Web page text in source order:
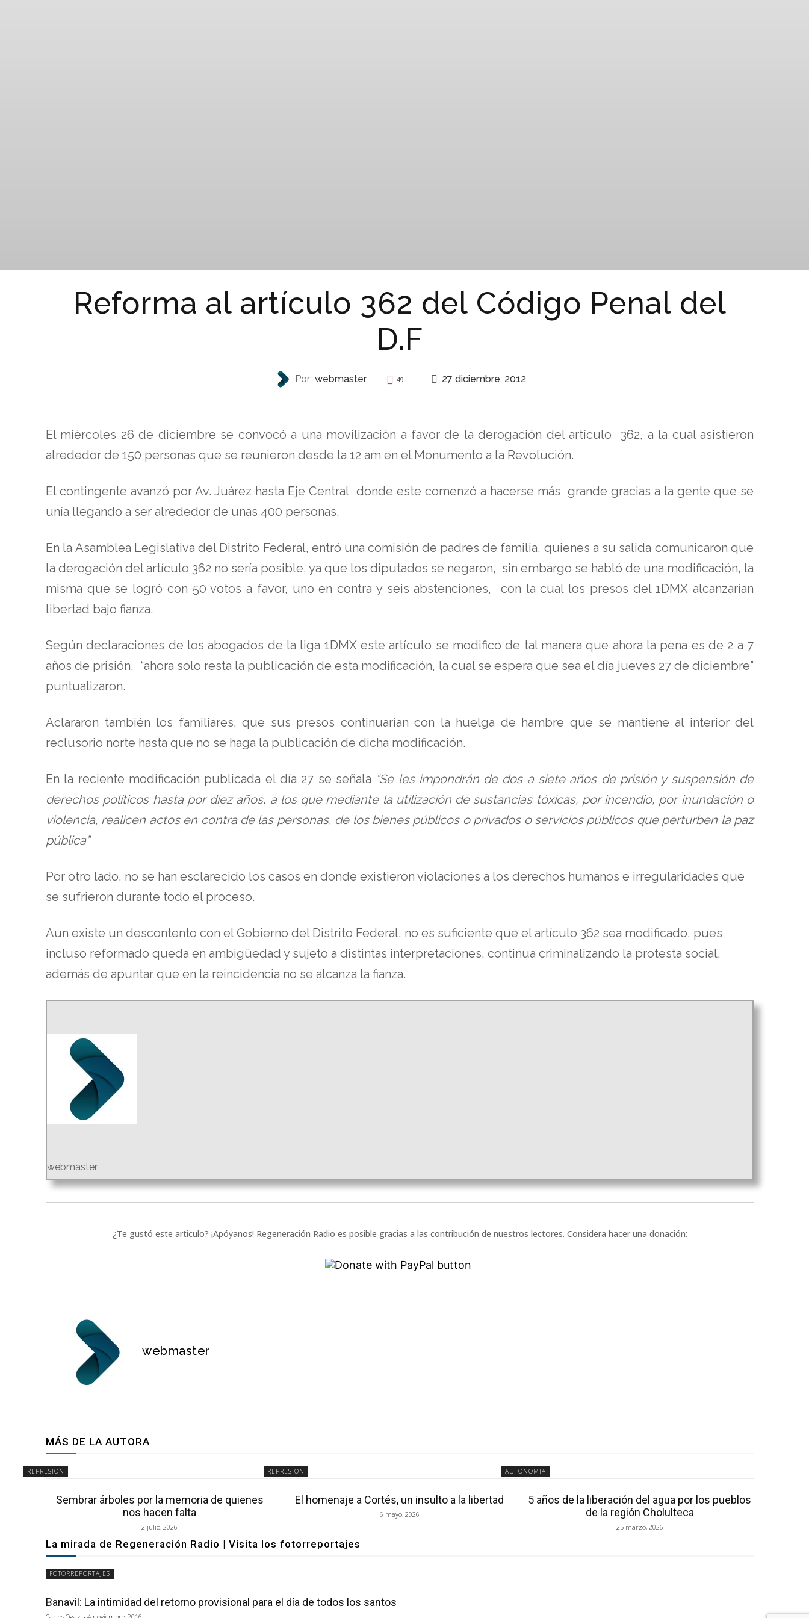
Reforma al artículo 362 del Código Penal del
D.F
Por: webmaster 49 27 diciembre, 2012
El miércoles 26 de diciembre se convocó a una movilización a favor de la derogación del artículo 362, a la cual asistieron
alrededor de 150 personas que se reunieron desde la 12 am en el Monumento a la Revolución.
El contingente avanzó por Av. Juárez hasta Eje Central donde este comenzó a hacerse más grande gracias a la gente que se
unía llegando a ser alrededor de unas 400 personas.
En la Asamblea Legislativa del Distrito Federal, entró una comisión de padres de familia, quienes a su salida comunicaron que
la derogación del artículo 362 no sería posible, ya que los diputados se negaron, sin embargo se habló de una modificación, la
misma que se logró con 50 votos a favor, uno en contra y seis abstenciones, con la cual los presos del 1DMX alcanzarían
libertad bajo fianza.
Según declaraciones de los abogados de la liga 1DMX este artículo se modifico de tal manera que ahora la pena es de 2 a 7
años de prisión, “ahora solo resta la publicación de esta modificación, la cual se espera que sea el día jueves 27 de diciembre”
puntualizaron.
Aclararon también los familiares, que sus presos continuarían con la huelga de hambre que se mantiene al interior del
reclusorio norte hasta que no se haga la publicación de dicha modificación.
En la reciente modificación publicada el día 27 se señala “Se les impondrán de dos a siete años de prisión y suspensión de
derechos políticos hasta por diez años, a los que mediante la utilización de sustancias tóxicas, por incendio, por inundación o
violencia, realicen actos en contra de las personas, de los bienes públicos o privados o servicios públicos que perturben la paz
pública”
Por otro lado, no se han esclarecido los casos en donde existieron violaciones a los derechos humanos e irregularidades que
se sufrieron durante todo el proceso.
Aun existe un descontento con el Gobierno del Distrito Federal, no es suficiente que el artículo 362 sea modificado, pues
incluso reformado queda en ambigüedad y sujeto a distintas interpretaciones, continua criminalizando la protesta social,
además de apuntar que en la reincidencia no se alcanza la fianza.
webmaster
¿Te gustó este articulo? ¡Apóyanos! Regeneración Radio es posible gracias a las contribución de nuestros lectores. Considera hacer una donación:
webmaster
MÁS DE LA AUTORA
REPRESIÓN
Sembrar árboles por la memoria de quienes
nos hacen falta
2 julio, 2026
REPRESIÓN
El homenaje a Cortés, un insulto a la libertad
6 mayo, 2026
AUTONOMÍA
5 años de la liberación del agua por los pueblos
de la región Cholulteca
25 marzo, 2026
La mirada de Regeneración Radio | Visita los fotorreportajes
FOTORREPORTAJES
Banavil: La intimidad del retorno provisional para el día de todos los santos